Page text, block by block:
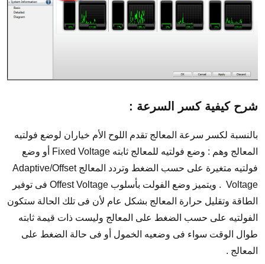
شرح كيفية كسر السرعة :
بالنسبة لكسر سرعة المعالج تقدم اللوح الأم خياران لوضع فولتيه
المعالج وهم : وضع فولتيه للمعالج ثابته Fixed Voltage أو وضع
فولتيه متغيرة على حسب الضغط وتردد المعالج Adaptive/Offset
Voltage . ويتميز وضع الفولت بأسلوب Offest Voltage فى توفير
الطاقة وتقليل حرارة المعالج بشكل عام لأن فى تلك الحالة ستكون
الفولتيه على حسب الضغط على المعالج وليست ذات قيمة ثابته
طوال الوقت سواء فى وضعيه الخمول أو فى حالة الضغط على
المعالج .